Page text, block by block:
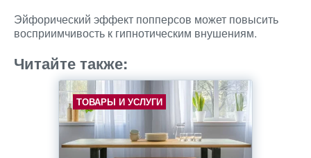
Эйфорический эффект попперсов может повысить
восприимчивость к гипнотическим внушениям.
Читайте также:
ТОВАРЫ И УСЛУГИ